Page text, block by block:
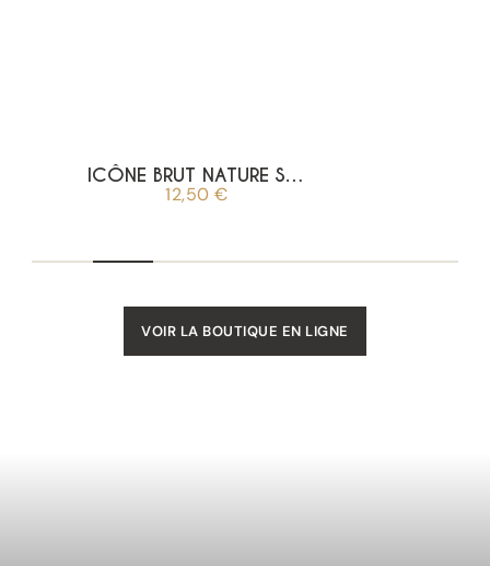
ICÔNE BRUT NATURE SANS SULFITES AOC MONTLOUIS-SUR-LOIRE
12,50€
VOIR LA BOUTIQUE EN LIGNE